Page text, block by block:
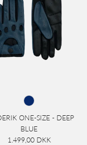
ONE-SIZE - DEEP
BLUE
1.499,00 DKK